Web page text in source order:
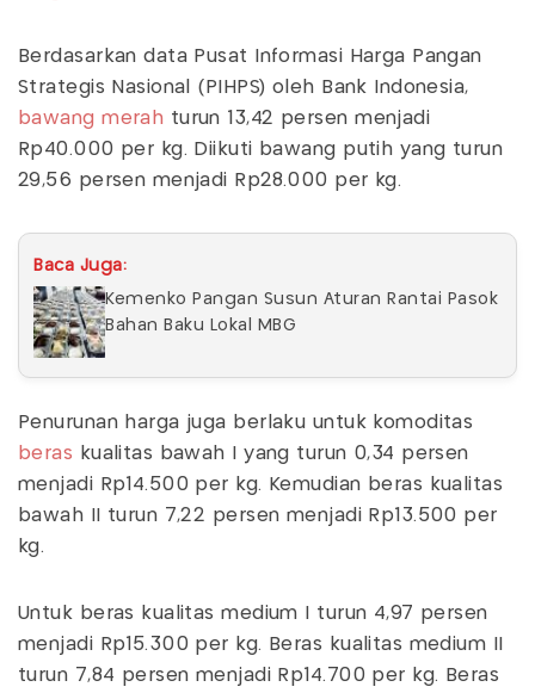
Berdasarkan data Pusat Informasi Harga Pangan
Strategis Nasional (PIHPS) oleh Bank Indonesia,
bawang merah turun 13,42 persen menjadi
Rp40.000 per kg. Diikuti bawang putih yang turun
29,56 persen menjadi Rp28.000 per kg.
Baca Juga:
Kemenko Pangan Susun Aturan Rantai Pasok
Bahan Baku Lokal MBG
Penurunan harga juga berlaku untuk komoditas
beras kualitas bawah I yang turun 0,34 persen
menjadi Rp14.500 per kg. Kemudian beras kualitas
bawah II turun 7,22 persen menjadi Rp13.500 per
kg.
Untuk beras kualitas medium I turun 4,97 persen
menjadi Rp15.300 per kg. Beras kualitas medium II
turun 7,84 persen menjadi Rp14.700 per kg. Beras